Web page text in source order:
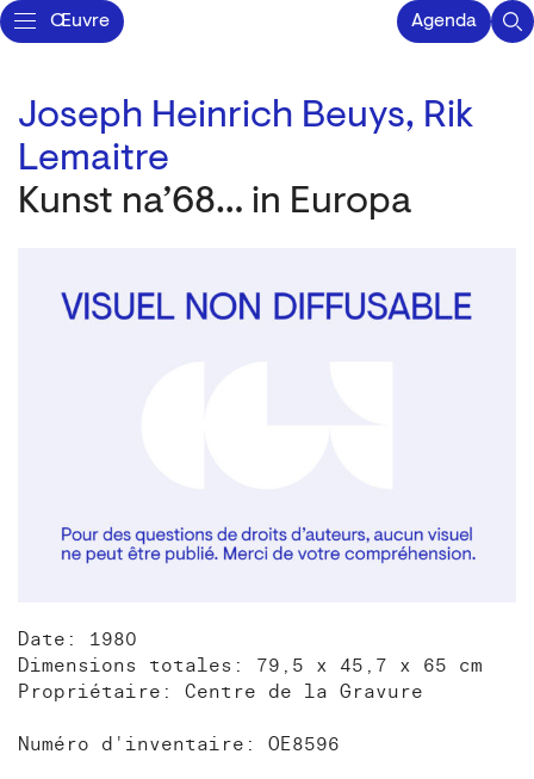
Œuvre Agenda
Joseph Heinrich Beuys, Rik
Lemaitre
Kunst na’68… in Europa
Date: 1980
Dimensions totales: 79,5 x 45,7 x 65 cm
Propriétaire: Centre de la Gravure
Numéro d'inventaire: OE8596